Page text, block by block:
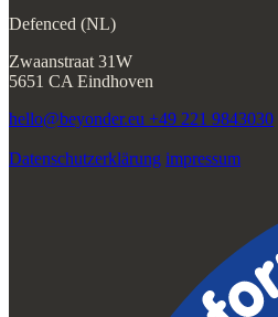
Defenced (NL)
Zwaanstraat 31W
5651 CA Eindhoven
hello@beyonder.eu +49 221 9843030
Datenschutzerklärung impressum